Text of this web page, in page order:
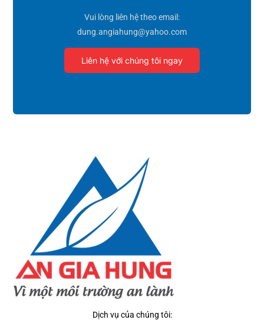
Vui lòng liên hệ theo email:
dung.angiahung@yahoo.com
Liên hệ với chúng tôi ngay
Dịch vụ của chúng tôi: